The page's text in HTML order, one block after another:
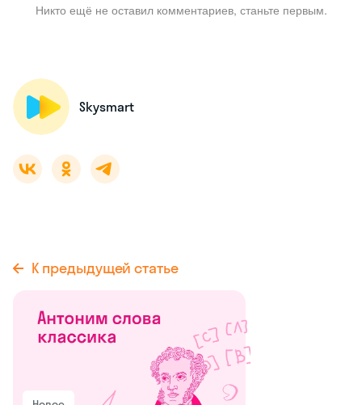
Никто ещё не оставил комментариев, станьте первым.
Skysmart
К предыдущей статье